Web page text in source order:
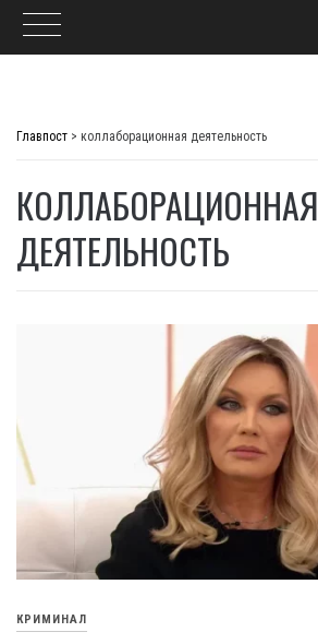
Главпост > коллаборационная деятельность
КОЛЛАБОРАЦИОННАЯ
ДЕЯТЕЛЬНОСТЬ
КРИМИНАЛ